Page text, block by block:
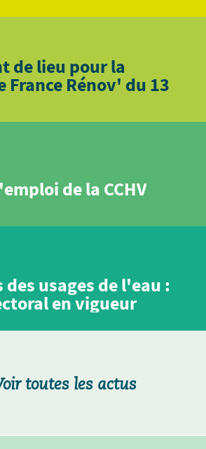
de lieu pour la
France Rénov' du 13
de la CCHV
usages de l'eau :
en vigueur
toutes les actus